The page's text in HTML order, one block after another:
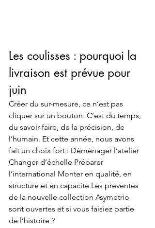
Les coulisses : pourquoi la
livraison est prévue pour
juin
Créer du sur-mesure, ce n’est pas
cliquer sur un bouton. C’est du temps,
du savoir-faire, de la précision, de
l’humain. Et cette année, nous avons
fait un choix fort : Déménager l’atelier
Changer d’échelle Préparer
l’international Monter en qualité, en
structure et en capacité Les préventes
de la nouvelle collection Asymetrio
sont ouvertes et si vous faisiez partie
de l’histoire ?